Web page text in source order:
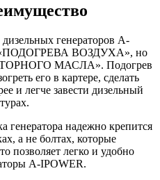
генераторов A-
«ПОДОГРЕВА ВОЗДУХА», но
МАСЛА». Подогрев
его в картере, сделать
и легче завести дизельный
генератора надежно крепится
а не болтах, которые
позволяет легко и удобно
A-IPOWER.